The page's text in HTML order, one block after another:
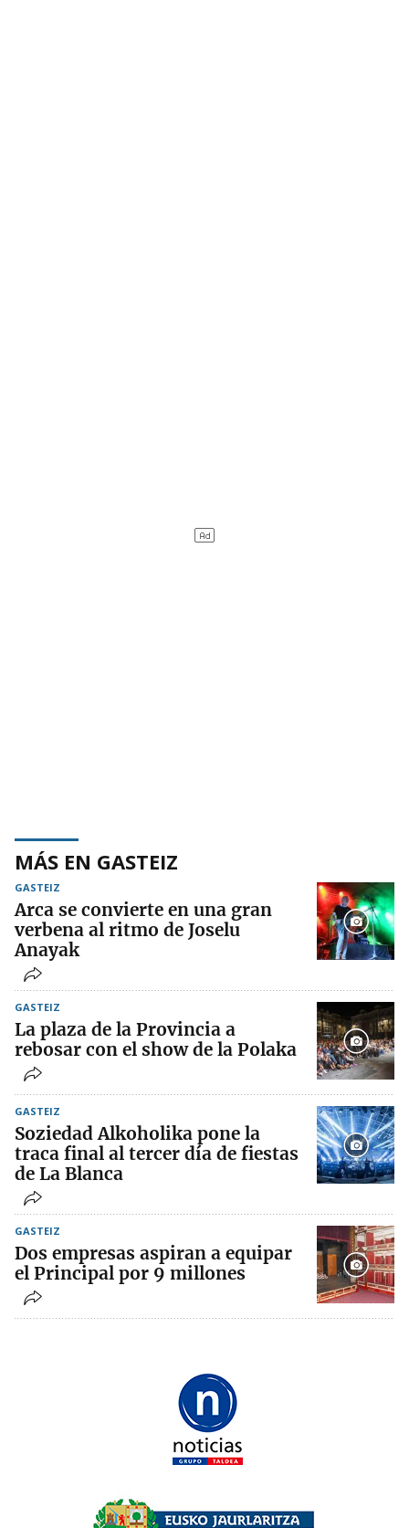
MÁS EN GASTEIZ
GASTEIZ
Arca se convierte en una gran
verbena al ritmo de Joselu
Anayak
GASTEIZ
La plaza de la Provincia a
rebosar con el show de la Polaka
GASTEIZ
Soziedad Alkoholika pone la
traca final al tercer día de fiestas
de La Blanca
GASTEIZ
Dos empresas aspiran a equipar
el Principal por 9 millones